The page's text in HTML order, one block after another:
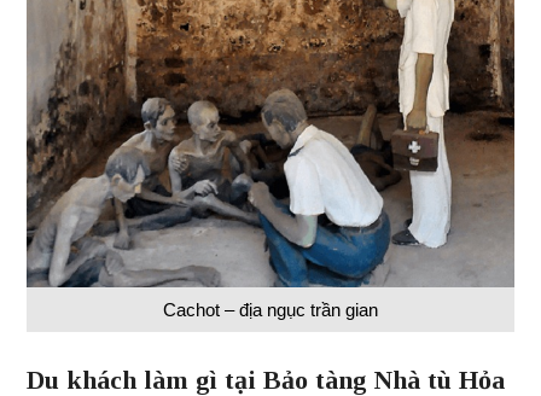
Cachot – địa ngục trần gian
Du khách làm gì tại Bảo tàng Nhà tù Hỏa